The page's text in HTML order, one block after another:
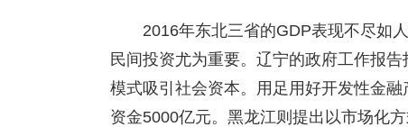
2016年东北三省的GDP表现不尽如
民间投资尤为重要。辽宁的政府工作报
模式吸引社会资本。用足用好开发性金
资金5000亿元。黑龙江则提出以市场化